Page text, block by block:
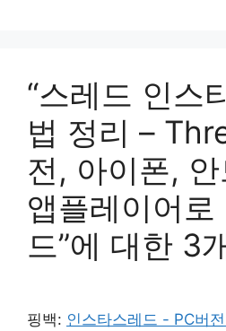
“스레드 인스
법 정리 –
전, 아이폰,
앱플레이어로
드”에 대한 3
핑백: 인스타스레드 - PC버